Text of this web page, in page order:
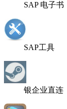
SAP 电子书
SAP工具
银企业直连